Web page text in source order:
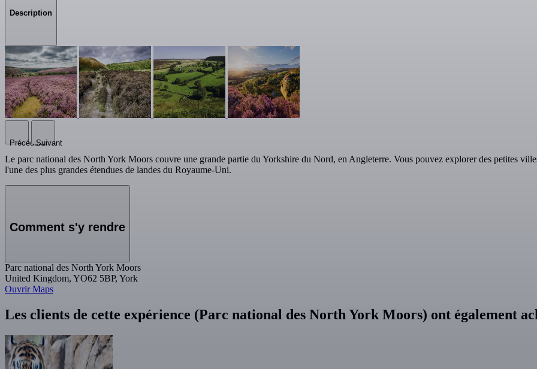
Description
PrécédentSuivant
Le parc national des North York Moors couvre une grande partie du Yorkshire du Nord, en Angleterre. Vous pouvez explorer des petites
l'une des plus grandes étendues de landes du Royaume-Uni.
Comment s'y rendre
Parc national des North York Moors
United Kingdom, YO62 5BP, York
Ouvrir Maps
Les clients de cette expérience (Parc national des North York Moors) ont également